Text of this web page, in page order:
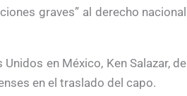
graves” al derecho nacional
en México, Ken Salazar, de
en el traslado del capo.